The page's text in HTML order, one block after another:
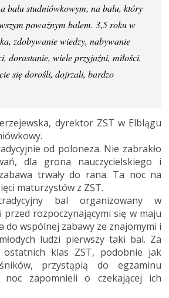
balu studniówkowym, na balu, który
poważnym balem. 3,5 roku w
zdobywanie wiedzy, nabywanie
dorastanie, wiele przyjaźni, miłości.
się dorośli, dojrzali, bardzo
dyrektor ZST w Elblągu
od poloneza. Nie zabrakło
dla grona nauczycielskiego i
trwały do rana. Ta noc na
maturzystów z ZST.
bal organizowany w
rozpoczynającymi się w maju
do wspólnej zabawy ze znajomymi i
ludzi pierwszy taki bal. Za
ostatnich klas ZST, podobnie jak
przystąpią do egzaminu
noc zapomnieli o czekającej ich